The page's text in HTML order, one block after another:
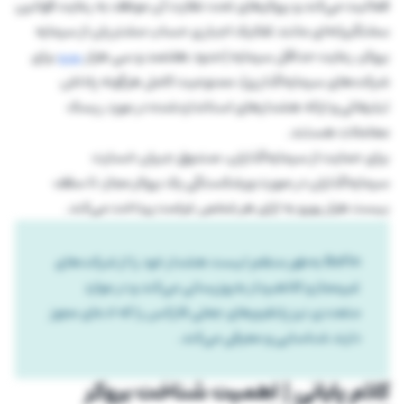
فعالیت می‌کند و بروکرهای تحت نظارت آن موظف به رعایت قوانین
سختگیرانه‌ای مانند تفکیک اجباری حساب مشتریان از سرمایه
بروکر، رعایت حداقل سرمایه (حدود هفتصد و سی هزاریوروبرای
شرکت‌های سرمایه‌گذاری)، ممنوعیت کامل هرگونه پاداش
تبلیغاتی و ارائه هشدارهای استانداردشده در مورد ریسک
معاملات هستند.
برای حمایت از سرمایه‌گذاران، صندوق جبران خسارت
سرمایه‌گذاران در صورت ورشکستگی یک بروکر مجاز، تا سقف
بیست هزار یورو به ازای هر شخص غرامت پرداخت می‌کند.
BaFin به‌طور منظم لیست هشدار خود را از شرکت‌های
غیرمجاز و کلاهبردار به‌روزرسانی می‌کند و در موارد
متعددی نیز پلتفرم‌های جعلی فارکس را که ادعای مجوز
دارند شناسایی و معرفی می‌کند.
کلام پایانی | اهمیت شناخت بروکر